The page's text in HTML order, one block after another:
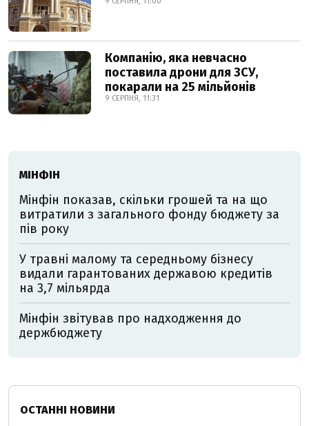
Компанію, яка невчасно
поставила дрони для ЗСУ,
покарали на 25 мільйонів
9 СЕРПНЯ, 11:31
МІНФІН
Мінфін показав, скільки грошей та на що
витратили з загального фонду бюджету за
пів року
У травні малому та середньому бізнесу
видали гарантованих державою кредитів
на 3,7 мільярда
Мінфін звітував про надходження до
держбюджету
ОСТАННІ НОВИНИ